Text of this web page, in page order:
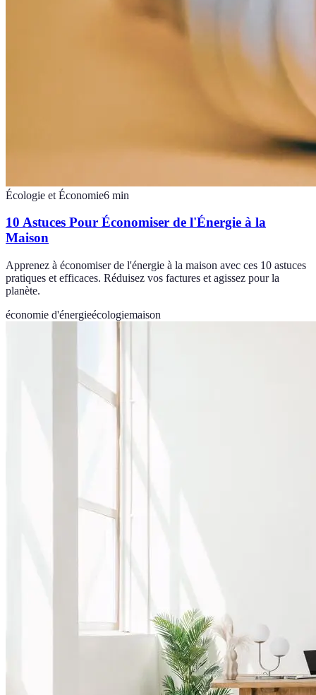
Écologie et Économie6 min
10 Astuces Pour Économiser de l'Énergie à la
Maison
Apprenez à économiser de l'énergie à la maison avec ces 10 astuces
pratiques et efficaces. Réduisez vos factures et agissez pour la
planète.
économie d'énergieécologiemaison